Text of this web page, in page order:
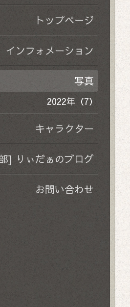
トップページ
インフォメーション
写真
2022年（7）
キャラクター
] りぃだぁのブログ
お問い合わせ